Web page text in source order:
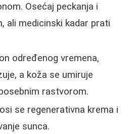
Osećaj peckanja i
ali medicinski kadar prati
određenog vremena,
a koža se umiruje
rastvorom.
se regenerativna krema i
sunca.